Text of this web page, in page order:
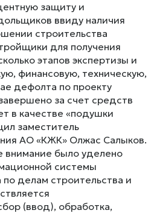
защиту и
ввиду наличия
строительства
для получения
этапов экспертизы и
финансовую, техническую,
дефолта по проекту
за счет средств
в качестве «подушки
заместитель
АО «КЖК» Олжас Салыков.
внимание было уделено
системы
делам строительства и
(ввод), обработка,